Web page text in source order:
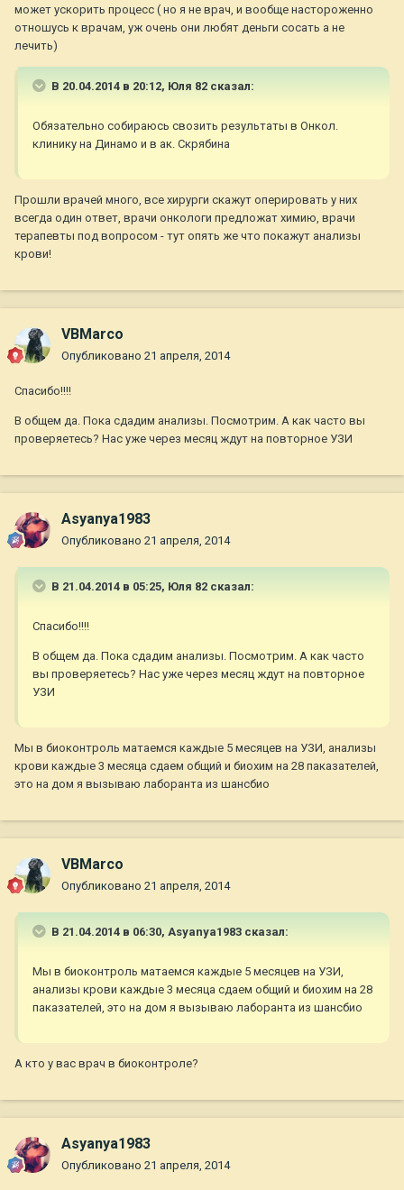
может ускорить процесс ( но я не врач, и вообще настороженно
отношусь к врачам, уж очень они любят деньги сосать а не
лечить)
В 20.04.2014 в 20:12, Юля 82 сказал:
Обязательно собираюсь свозить результаты в Онкол.
клинику на Динамо и в ак. Скрябина
Прошли врачей много, все хирурги скажут оперировать у них
всегда один ответ, врачи онкологи предложат химию, врачи
терапевты под вопросом - тут опять же что покажут анализы
крови!
VBMarco
Опубликовано 21 апреля, 2014
Спасибо!!!!
В общем да. Пока сдадим анализы. Посмотрим. А как часто вы
проверяетесь? Нас уже через месяц ждут на повторное УЗИ
Asyanya1983
Опубликовано 21 апреля, 2014
В 21.04.2014 в 05:25, Юля 82 сказал:
Спасибо!!!!
В общем да. Пока сдадим анализы. Посмотрим. А как часто
вы проверяетесь? Нас уже через месяц ждут на повторное
УЗИ
Мы в биоконтроль матаемся каждые 5 месяцев на УЗИ, анализы
крови каждые 3 месяца сдаем общий и биохим на 28 паказателей,
это на дом я вызываю лаборанта из шансбио
VBMarco
Опубликовано 21 апреля, 2014
В 21.04.2014 в 06:30, Asyanya1983 сказал:
Мы в биоконтроль матаемся каждые 5 месяцев на УЗИ,
анализы крови каждые 3 месяца сдаем общий и биохим на 28
паказателей, это на дом я вызываю лаборанта из шансбио
А кто у вас врач в биоконтроле?
Asyanya1983
Опубликовано 21 апреля, 2014